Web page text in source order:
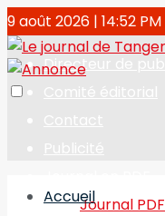
9 août 2026 | 14:52 PM
Directeur de
Journal
Accueil